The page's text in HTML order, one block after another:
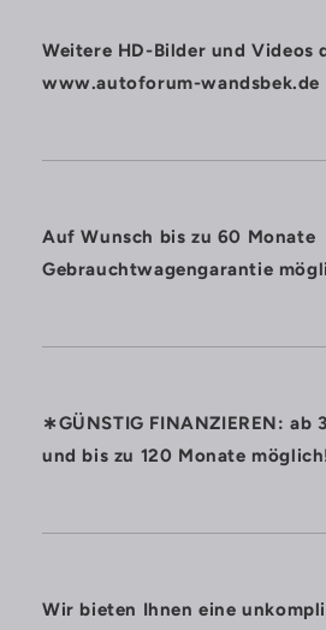
Weitere HD-Bilder und Videos
www.autoforum-wandsbek.de
Auf Wunsch bis zu 60 Monate
Gebrauchtwagengarantie
∗GÜNSTIG FINANZIEREN: ab
und bis zu 120 Monate
Wir bieten Ihnen eine